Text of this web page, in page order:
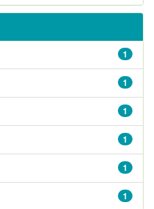
1
1
1
1
1
1